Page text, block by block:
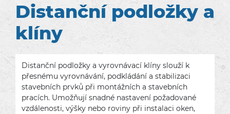
Distanční podložky a
klíny
Distanční podložky a vyrovnávací klíny slouží k
přesnému vyrovnávání, podkládání a stabilizaci
stavebních prvků při montážních a stavebních
pracích. Umožňují snadné nastavení požadované
vzdálenosti, výšky nebo roviny při instalaci oken,